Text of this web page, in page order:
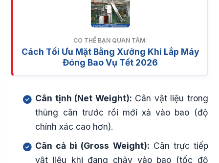
CÓ THỂ BẠN QUAN TÂM:
Cách Tối Ưu Mặt Bằng Xưởng Khi Lắp Máy
Đóng Bao Vụ Tết 2026
Cân tịnh (Net Weight): Cân vật liệu trong
thùng cân trước rồi mới xả vào bao (độ
chính xác cao hơn).
Cân cả bì (Gross Weight): Cân trực tiếp
vật liệu khi đang chảy vào bao (tốc độ